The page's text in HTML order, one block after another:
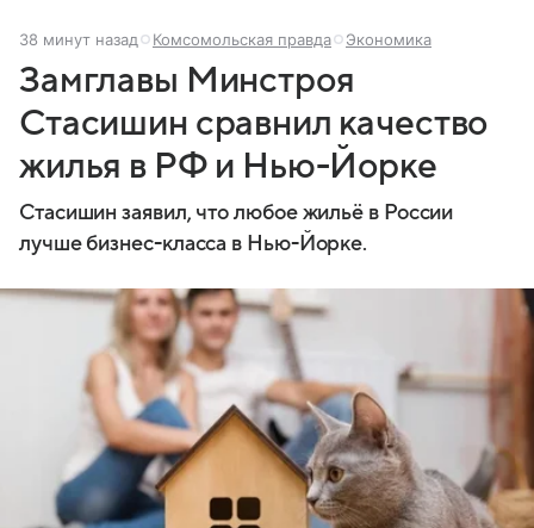
38 минут назад Комсомольская правда Экономика
Замглавы Минстроя
Стасишин сравнил качество
жилья в РФ и Нью-Йорке
Стасишин заявил, что любое жильё в России
лучше бизнес-класса в Нью-Йорке.